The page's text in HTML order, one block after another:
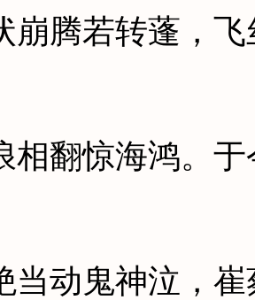
若转蓬，飞
惊海鸿。于
动鬼神泣，崔